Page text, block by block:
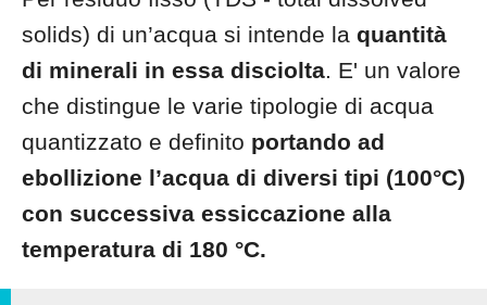
solids) di un’acqua si intende la quantità
di minerali in essa disciolta. E' un valore
che distingue le varie tipologie di acqua
quantizzato e definito portando ad
ebollizione l’acqua di diversi tipi (100°C)
con successiva essiccazione alla
temperatura di 180 °C.